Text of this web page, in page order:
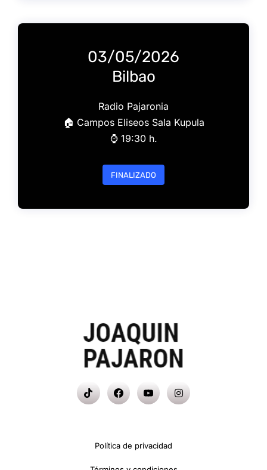
03/05/2026
Bilbao
Radio Pajaronia
🏠 Campos Eliseos Sala Kupula
⌚️ 19:30 h.
FINALIZADO
Política de privacidad